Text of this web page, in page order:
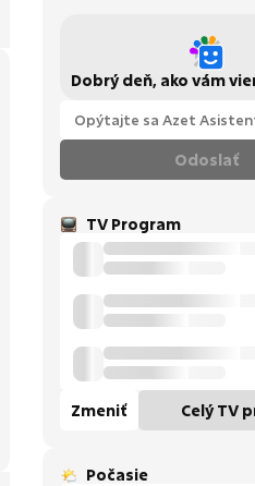
Dobrý deň, ako vám
Odoslať
TV Program
Zmeniť Celý TV
Počasie